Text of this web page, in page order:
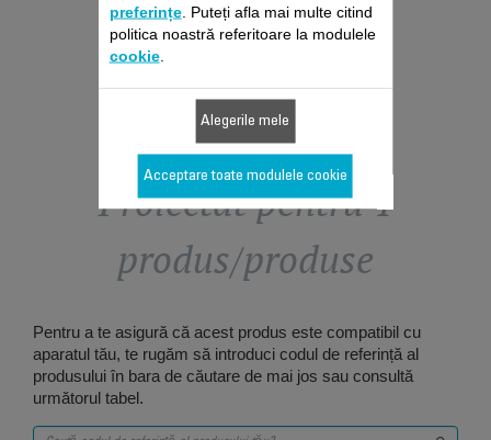
Adaugă în coş
Proiectat pentru 1
produs/produse
Pentru a te asigură că acest produs este compatibil cu
aparatul tău, te rugăm să introduci codul de referință al
produsului în bara de căutare de mai jos sau consultă
următorul tabel.
preferințe. Puteți afla mai multe citind
politica noastră referitoare la modulele
cookie.
Alegerile mele
Acceptare toate modulele cookie